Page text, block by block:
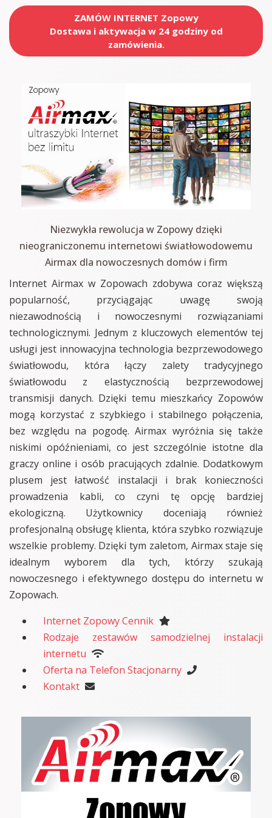
ZAMÓW INTERNET Zopowy
Dostawa i aktywacja w 24 godziny od
zamówienia.
Niezwykła rewolucja w Zopowy dzięki
nieograniczonemu internetowi światłowodowemu
Airmax dla nowoczesnych domów i firm
Internet Airmax w Zopowach zdobywa coraz większą
popularność, przyciągając uwagę swoją
niezawodnością i nowoczesnymi rozwiązaniami
technologicznymi. Jednym z kluczowych elementów tej
usługi jest innowacyjna technologia bezprzewodowego
światłowodu, która łączy zalety tradycyjnego
światłowodu z elastycznością bezprzewodowej
transmisji danych. Dzięki temu mieszkańcy Zopowów
mogą korzystać z szybkiego i stabilnego połączenia,
bez względu na pogodę. Airmax wyróżnia się także
niskimi opóźnieniami, co jest szczególnie istotne dla
graczy online i osób pracujących zdalnie. Dodatkowym
plusem jest łatwość instalacji i brak konieczności
prowadzenia kabli, co czyni tę opcję bardziej
ekologiczną. Użytkownicy doceniają również
profesjonalną obsługę klienta, która szybko rozwiązuje
wszelkie problemy. Dzięki tym zaletom, Airmax staje się
idealnym wyborem dla tych, którzy szukają
nowoczesnego i efektywnego dostępu do internetu w
Zopowach.
Internet Zopowy Cennik
Rodzaje zestawów samodzielnej instalacji
internetu
Oferta na Telefon Stacjonarny
Kontakt